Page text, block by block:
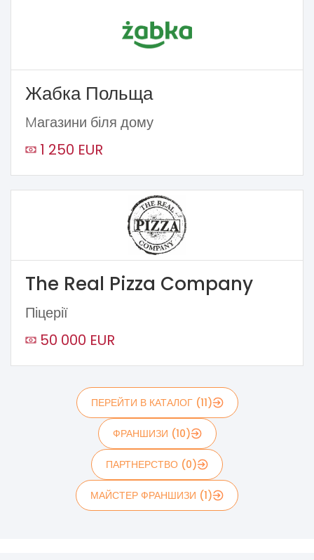
Жабка Польща
Mагазини біля дому
1 250 EUR
The Real Pizza Company
Піцерії
50 000 EUR
ПЕРЕЙТИ В КАТАЛОГ (11)
ФРАНШИЗИ (10)
ПАРТНЕРСТВО (0)
МАЙСТЕР ФРАНШИЗИ (1)